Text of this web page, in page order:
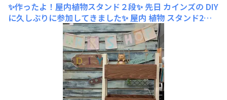
✨作ったよ！屋内植物スタンド２段✨ 先日 カインズの DIY
に久しぶりに参加してきました✨ 屋内 植物 スタンド2段
作ってきました✨屋内植物スタンド２段ガタつきもなく上
手に仕上がりました👏👏👏室内植物を置く以外に、色々使
えそうなので 試行錯誤しながら使っていきたいと思いま
す！ペットのおもちゃを収納してもいいなと思います！